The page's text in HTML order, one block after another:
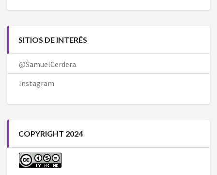
SITIOS DE INTERÉS
@SamuelCerdera
Instagram
COPYRIGHT 2024